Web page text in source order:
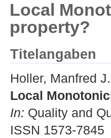
Local
property?
Titelangaben
Holler, Manfred J.
Local
In: Quality and
ISSN 1573-7845